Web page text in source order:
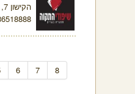
הקישון 7, יבנה
6 7 8